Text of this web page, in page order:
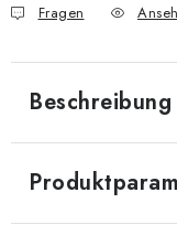
Fragen
Beschreibung